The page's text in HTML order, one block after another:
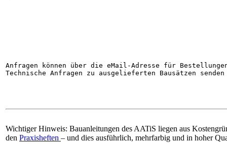
Anfragen können über die eMail-Adresse für
Technische Anfragen zu ausgelieferten Bausätzen
Wichtiger Hinweis: Bauanleitungen des AATiS liegen aus
den Praxisheften – und dies ausführlich, mehrfarbig und in hoher